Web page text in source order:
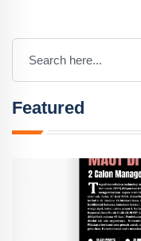
Featured